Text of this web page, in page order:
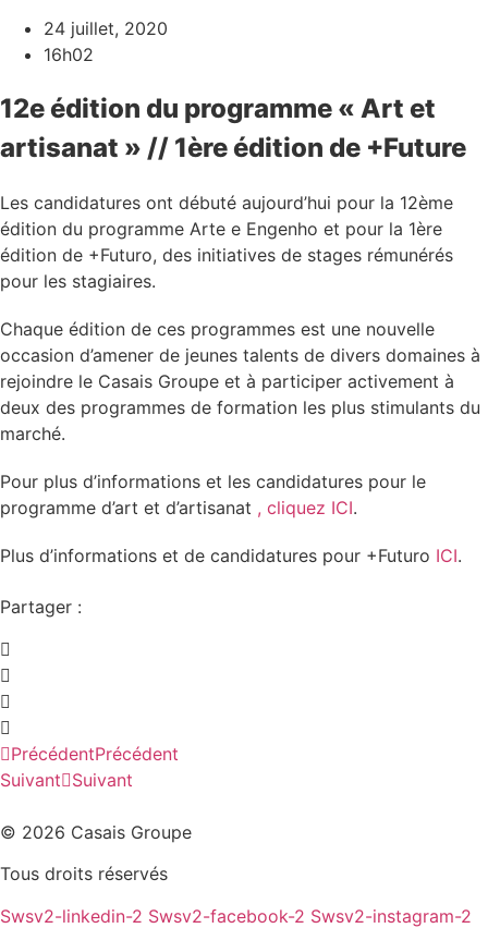
24 juillet, 2020
16h02
12e édition du programme « Art et
artisanat » // 1ère édition de +Future
Les candidatures ont débuté aujourd’hui pour la 12ème
édition du programme Arte e Engenho et pour la 1ère
édition de +Futuro, des initiatives de stages rémunérés
pour les stagiaires.
Chaque édition de ces programmes est une nouvelle
occasion d’amener de jeunes talents de divers domaines à
rejoindre le Casais Groupe et à participer activement à
deux des programmes de formation les plus stimulants du
marché.
Pour plus d’informations et les candidatures pour le
programme d’art et d’artisanat , cliquez ICI.
Plus d’informations et de candidatures pour +Futuro ICI.
Partager :
PrécédentPrécédent
Suivant Suivant
© 2026 Casais Groupe
Tous droits réservés
Swsv2-linkedin-2 Swsv2-facebook-2 Swsv2-instagram-2